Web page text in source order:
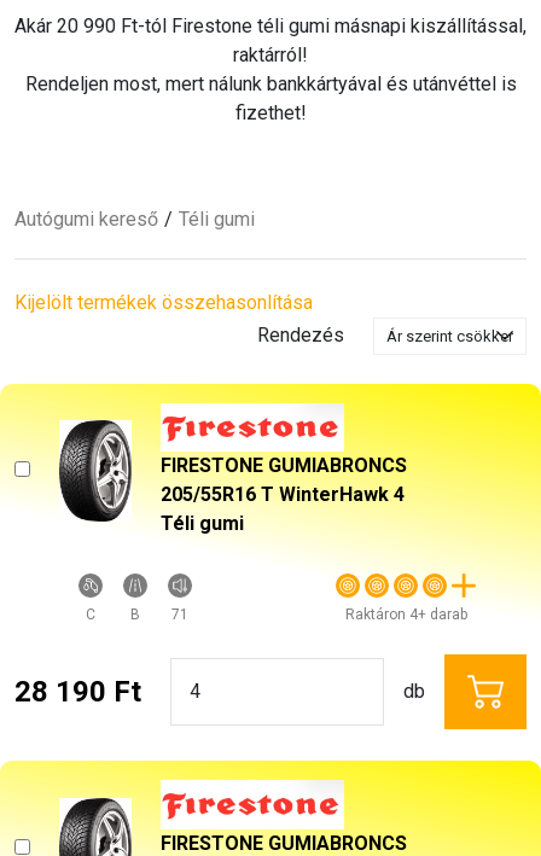
Akár 20 990 Ft-tól Firestone téli gumi másnapi kiszállítással,
raktárról!
Rendeljen most, mert nálunk bankkártyával és utánvéttel is
fizethet!
Autógumi kereső Téli gumi
Kijelölt termékek összehasonlítása
Rendezés
FIRESTONE GUMIABRONCS
205/55R16 T WinterHawk 4
Téli gumi
C B 71 Raktáron 4+ darab
28 190 Ft db
FIRESTONE GUMIABRONCS